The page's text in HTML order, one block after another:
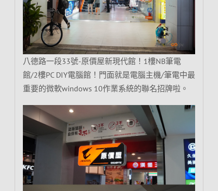
八德路一段33號-原價屋新現代館！1樓NB筆電
館/2樓PC DIY電腦館！門面就是電腦主機/筆電中最
重要的微軟windows 10作業系統的聯名招牌啦。